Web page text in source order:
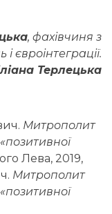
, фахівчиня з
євроінтеграції.
Терлецька
Митрополит
Лева, 2019,
Митрополит